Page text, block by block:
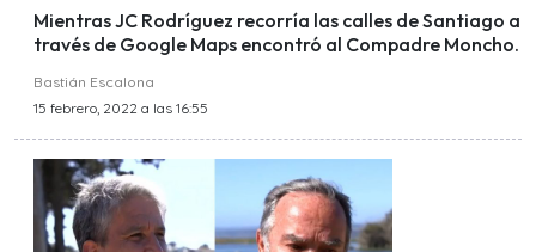
Mientras JC Rodríguez recorría las calles de Santiago a
través de Google Maps encontró al Compadre Moncho.
Bastián Escalona
15 febrero, 2022 a las 16:55